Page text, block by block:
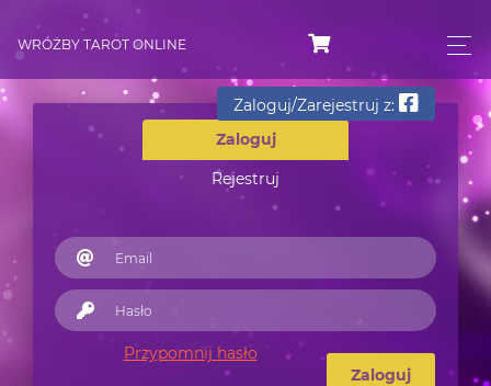
WRÓŻBY TAROT ONLINE
Zaloguj
Rejestruj
Zaloguj/Zarejestruj z:
Przypomnij hasło
Zaloguj